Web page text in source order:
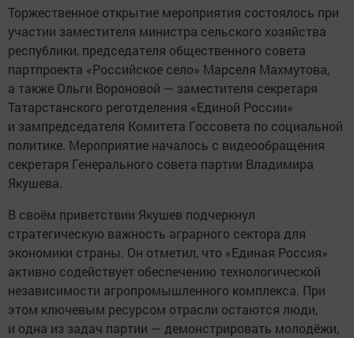
Торжественное открытие мероприятия состоялось при
участии заместителя министра сельского хозяйства
республики, председателя общественного совета
партпроекта «Российское село» Марселя Махмутова,
а также Ольги Вороновой — заместителя секретаря
Татарстанского реготделения «Единой России»
и зампредседателя Комитета Госсовета по социальной
политике. Мероприятие началось с видеообращения
секретаря Генерального совета партии Владимира
Якушева.
В своём приветствии Якушев подчеркнул
стратегическую важность аграрного сектора для
экономики страны. Он отметил, что «Единая Россия»
активно содействует обеспечению технологической
независимости агропромышленного комплекса. При
этом ключевым ресурсом отрасли остаются люди,
и одна из задач партии — демонстрировать молодёжи,